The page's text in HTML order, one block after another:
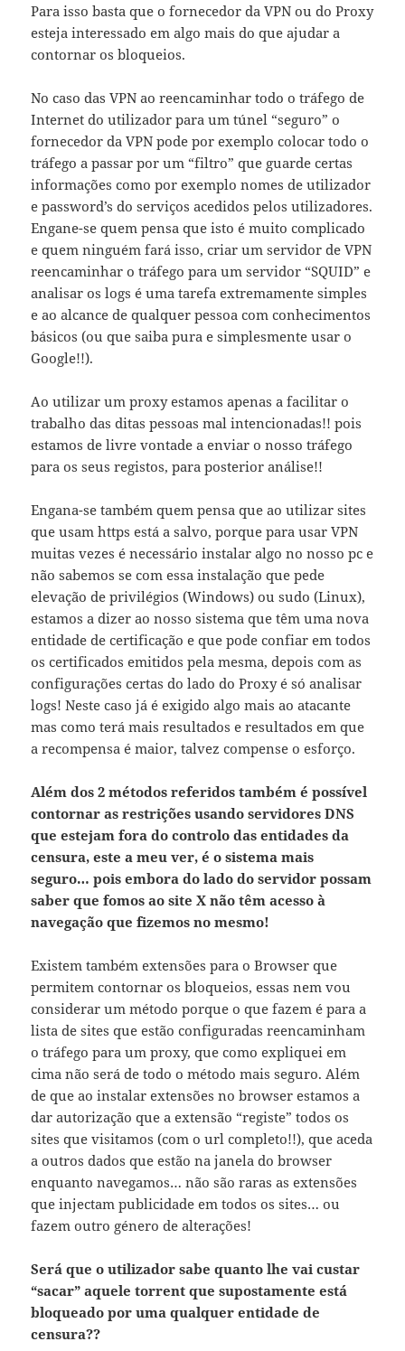
Para isso basta que o fornecedor da VPN ou do Proxy
esteja interessado em algo mais do que ajudar a
contornar os bloqueios.
No caso das VPN ao reencaminhar todo o tráfego de
Internet do utilizador para um túnel “seguro” o
fornecedor da VPN pode por exemplo colocar todo o
tráfego a passar por um “filtro” que guarde certas
informações como por exemplo nomes de utilizador
e password’s do serviços acedidos pelos utilizadores.
Engane-se quem pensa que isto é muito complicado
e quem ninguém fará isso, criar um servidor de VPN
reencaminhar o tráfego para um servidor “SQUID” e
analisar os logs é uma tarefa extremamente simples
e ao alcance de qualquer pessoa com conhecimentos
básicos (ou que saiba pura e simplesmente usar o
Google!!).
Ao utilizar um proxy estamos apenas a facilitar o
trabalho das ditas pessoas mal intencionadas!! pois
estamos de livre vontade a enviar o nosso tráfego
para os seus registos, para posterior análise!!
Engana-se também quem pensa que ao utilizar sites
que usam https está a salvo, porque para usar VPN
muitas vezes é necessário instalar algo no nosso pc e
não sabemos se com essa instalação que pede
elevação de privilégios (Windows) ou sudo (Linux),
estamos a dizer ao nosso sistema que têm uma nova
entidade de certificação e que pode confiar em todos
os certificados emitidos pela mesma, depois com as
configurações certas do lado do Proxy é só analisar
logs! Neste caso já é exigido algo mais ao atacante
mas como terá mais resultados e resultados em que
a recompensa é maior, talvez compense o esforço.
Além dos 2 métodos referidos também é possível
contornar as restrições usando servidores DNS
que estejam fora do controlo das entidades da
censura, este a meu ver, é o sistema mais
seguro… pois embora do lado do servidor possam
saber que fomos ao site X não têm acesso à
navegação que fizemos no mesmo!
Existem também extensões para o Browser que
permitem contornar os bloqueios, essas nem vou
considerar um método porque o que fazem é para a
lista de sites que estão configuradas reencaminham
o tráfego para um proxy, que como expliquei em
cima não será de todo o método mais seguro. Além
de que ao instalar extensões no browser estamos a
dar autorização que a extensão “registe” todos os
sites que visitamos (com o url completo!!), que aceda
a outros dados que estão na janela do browser
enquanto navegamos… não são raras as extensões
que injectam publicidade em todos os sites… ou
fazem outro género de alterações!
Será que o utilizador sabe quanto lhe vai custar
“sacar” aquele torrent que supostamente está
bloqueado por uma qualquer entidade de
censura??